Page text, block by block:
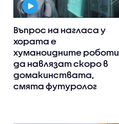
Въпрос на нагласа у
хората е
хуманоидните роботи
да навлязат скоро в
домакинствата,
смята футуролог